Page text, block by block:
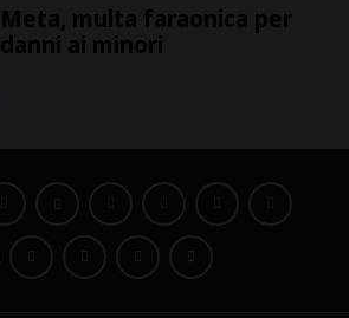
Meta, multa faraonica per
danni ai minori